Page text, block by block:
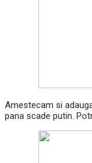
Amestecam si
pana scade putin.